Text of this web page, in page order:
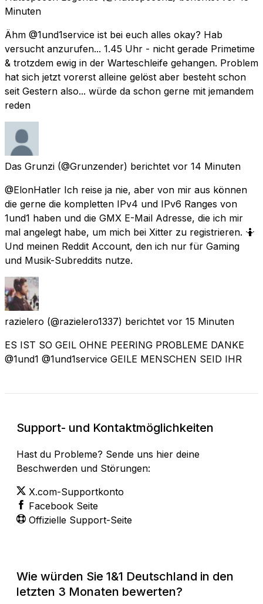
Minuten
Ähm @1und1service ist bei euch alles okay? Hab
versucht anzurufen... 1.45 Uhr - nicht gerade Primetime
& trotzdem ewig in der Warteschleife gehangen. Problem
hat sich jetzt vorerst alleine gelöst aber besteht schon
seit Gestern also... würde da schon gerne mit jemandem
reden
Das Grunzi (@Grunzender) berichtet vor 14 Minuten
@ElonHatler Ich reise ja nie, aber von mir aus können
die gerne die kompletten IPv4 und IPv6 Ranges von
1und1 haben und die GMX E-Mail Adresse, die ich mir
mal angelegt habe, um mich bei Xitter zu registrieren. 🤷
Und meinen Reddit Account, den ich nur für Gaming
und Musik-Subreddits nutze.
razielero (@razielero1337) berichtet vor 15 Minuten
ES IST SO GEIL OHNE PEERING PROBLEME DANKE
@1und1 @1und1service GEILE MENSCHEN SEID IHR
Support- und Kontaktmöglichkeiten
Hast du Probleme? Sende uns hier deine
Beschwerden und Störungen:
X.com-Supportkonto
Facebook Seite
Offizielle Support-Seite
Wie würden Sie 1&1 Deutschland in den
letzten 3 Monaten bewerten?